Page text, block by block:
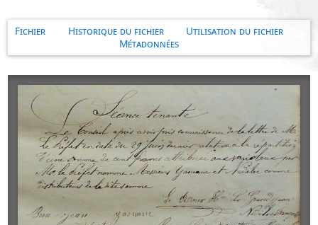
Fichier Historique du fichier
Utilisation du fichier
Métadonnées